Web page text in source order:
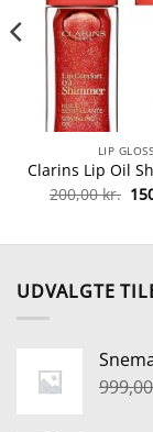
LIP GLOSS
200,00kr.
kr..
UDVALGTE